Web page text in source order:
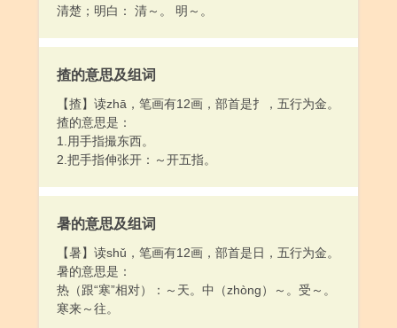
清楚；明白： 清～。 明～。
揸的意思及组词
【揸】读zhā，笔画有12画，部首是扌，五行为金。
揸的意思是：
1.用手指撮东西。
2.把手指伸张开：～开五指。
暑的意思及组词
【暑】读shǔ，笔画有12画，部首是日，五行为金。
暑的意思是：
热（跟“寒”相对）：～天。中（zhòng）～。受～。
寒来～往。